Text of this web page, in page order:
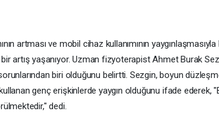
artması ve mobil cihaz kullanımının
artış yaşanıyor. Uzman fizyoterapist Ahmet Burak
biri olduğunu belirtti. Sezgin, boyun
genç erişkinlerde yaygın olduğunu ifade ederek,
dedi.